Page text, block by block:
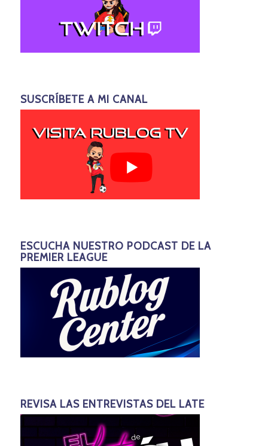
SUSCRÍBETE A MI CANAL
ESCUCHA NUESTRO PODCAST DE LA
PREMIER LEAGUE
REVISA LAS ENTREVISTAS DEL LATE